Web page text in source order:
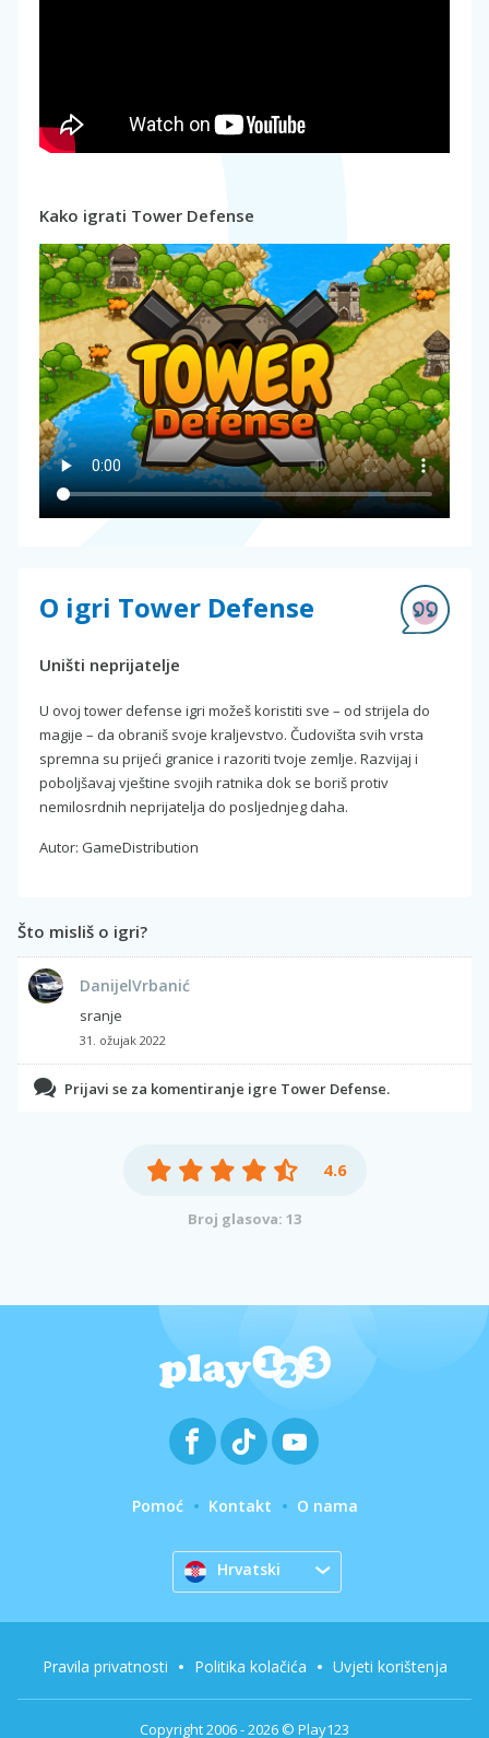
Kako igrati Tower Defense
O igri Tower Defense
Uništi neprijatelje
U ovoj tower defense igri možeš koristiti sve – od strijela do
magije – da obraniš svoje kraljevstvo. Čudovišta svih vrsta
spremna su prijeći granice i razoriti tvoje zemlje. Razvijaj i
poboljšavaj vještine svojih ratnika dok se boriš protiv
nemilosrdnih neprijatelja do posljednjeg daha.
Autor: GameDistribution
Što misliš o igri?
DanijelVrbanić
sranje
31. ožujak 2022
Prijavi se za komentiranje igre Tower Defense.
4.6
Broj glasova: 13
Pomoć Kontakt O nama
Hrvatski
Copyright 2006 - 2026 © Play123
Pravila privatnosti Politika kolačića Uvjeti korištenja